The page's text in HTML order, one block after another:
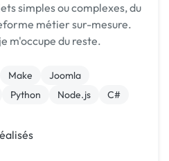
simples ou complexes, du
métier sur-mesure.
m'occupe du reste.
Make
Joomla
Python Node.js
C#